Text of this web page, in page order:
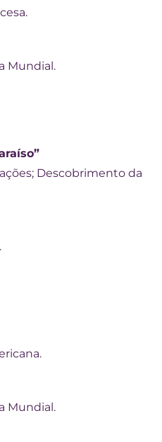
Mundial.
Descobrimento da
Mundial.